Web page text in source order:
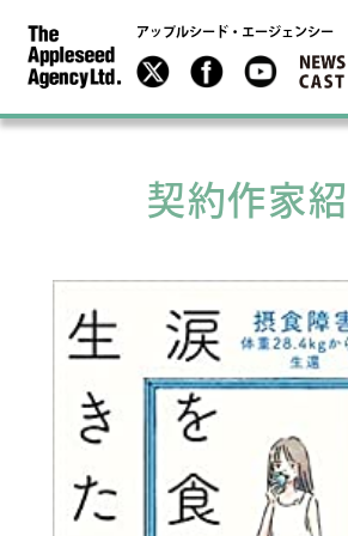
アップルシード・エージェンシー
契約作家